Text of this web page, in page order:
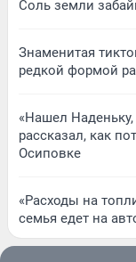
Соль земли
Знаменитая
редкой формой
«Нашел
рассказал, как
Осиповке
«Расходы на
семья едет на